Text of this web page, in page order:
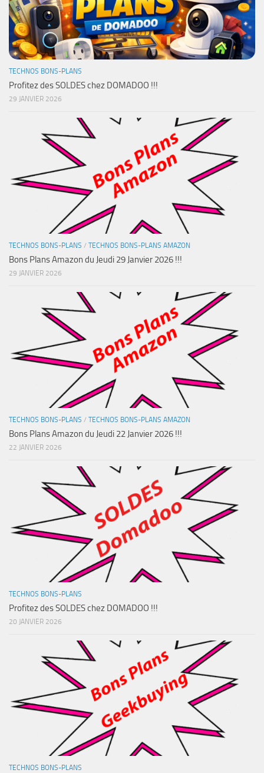
TECHNOS BONS-PLANS
Profitez des SOLDES chez DOMADOO !!!
29 JANVIER 2026
TECHNOS BONS-PLANS / TECHNOS BONS-PLANS AMAZON
Bons Plans Amazon du Jeudi 29 Janvier 2026 !!!
29 JANVIER 2026
TECHNOS BONS-PLANS / TECHNOS BONS-PLANS AMAZON
Bons Plans Amazon du Jeudi 22 Janvier 2026 !!!
22 JANVIER 2026
TECHNOS BONS-PLANS
Profitez des SOLDES chez DOMADOO !!!
20 JANVIER 2026
TECHNOS BONS-PLANS